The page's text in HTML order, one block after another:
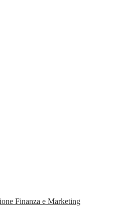
Finanza e Marketing